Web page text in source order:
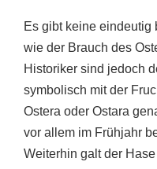
Es gibt keine eindeutig
wie der Brauch des
Historiker sind jedoch
symbolisch mit der
Ostera oder Ostara
vor allem im Frühjahr
Weiterhin galt der